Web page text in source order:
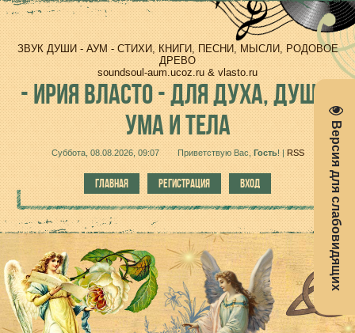
Версия для слабовидящих
ЗВУК ДУШИ - АУМ - СТИХИ, КНИГИ, ПЕСНИ, МЫСЛИ, РОДОВОЕ
ДРЕВО
soundsoul-aum.ucoz.ru & vlasto.ru
-ИРИЯ ВЛАСТО - ДЛЯ ДУХА, ДУШИ,
УМА И ТЕЛА
Суббота, 08.08.2026, 09:07 Приветствую Вас Гость!| RSS
ГЛАВНАЯ РЕГИСТРАЦИЯ ВХОД